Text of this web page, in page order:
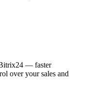
— faster
over your sales and